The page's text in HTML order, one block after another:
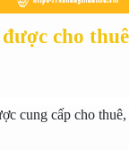
cho thuê
cung cấp cho thuê,